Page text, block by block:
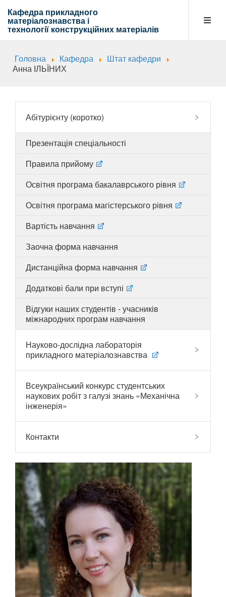
Кафедра прикладного
матеріалознавства і
технології конструкційних матеріалів
Кафедра
Абітурієнту
Навчальна діяльність
Напрямки діяльності
UA EN
Головна Кафедра
Штат кафедри
Анна ІЛЬЇНИХ
Абітурієнту (коротко)
Презентація спеціальності
Правила прийому
Освітня програма бакалаврського рівня
Освітня програма магістерського рівня
Вартість навчання
Заочна форма навчання
Дистанційна форма навчання
Додаткові бали при вступі
Відгуки наших студентів - учасників
міжнародних програм навчання
Науково-дослідна лабораторія
прикладного матеріалознавства
Всеукраїнський конкурс студентських
наукових робіт з галузі знань «Механічна
інженерія»
Контакти